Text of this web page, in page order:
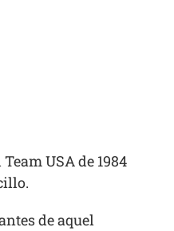
USA de 1984
de aquel